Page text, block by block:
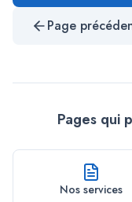
Page
Pages qui
Nos services